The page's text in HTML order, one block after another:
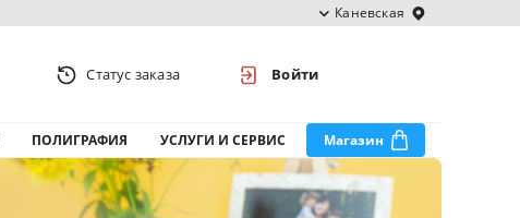
Каневская
Статус заказа Войти
ПОЛИГРАФИЯ УСЛУГИ И СЕРВИС Магазин